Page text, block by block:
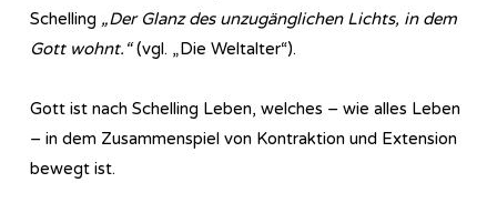
Schelling „Der Glanz des unzugänglichen Lichts, in dem
Gott wohnt.“(vgl. „Die Weltalter“).
Gott ist nach Schelling Leben, welches – wie alles Leben
– in dem Zusammenspiel von Kontraktion und Extension
bewegt ist.